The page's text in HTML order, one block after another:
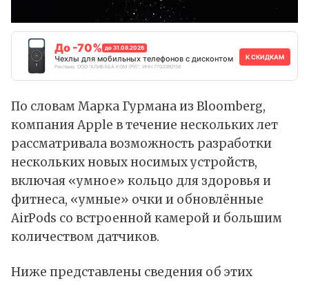
До -70% до 31.08.2026
Чехлы для мобильных телефонов с дисконтом
Реклама. ООО "АЛИБАБА.КОМ (РУ)", ИНН 7703380158
К СКИДКАМ
По словам Марка Гурмана из Bloomberg,
компания Apple в течение нескольких лет
рассматривала возможность разработки
нескольких новых носимых устройств,
включая «умное» кольцо для здоровья и
фитнеса, «умные» очки и обновлённые
AirPods со встроенной камерой и большим
количеством датчиков.
Ниже представлены сведения об этих